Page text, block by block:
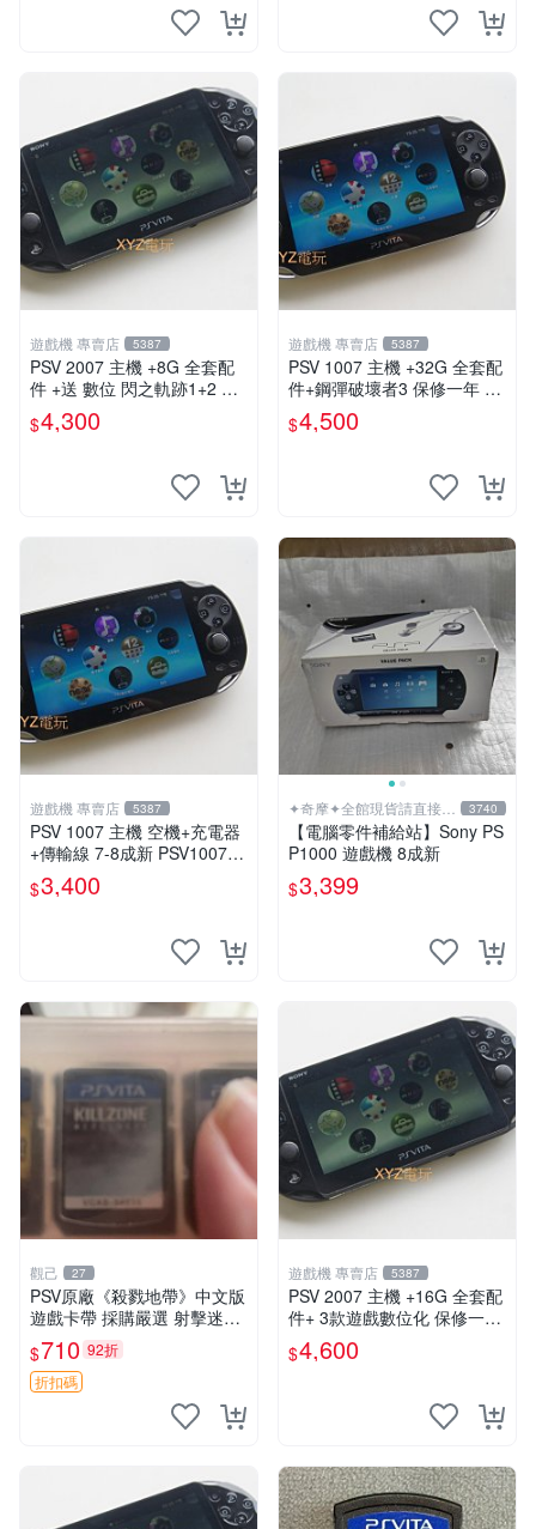
遊戲機 專賣店 5387
PSV 2007 主機 +8G 全套配
件 +送 數位 閃之軌跡1+2 保
修一年 品質有保障
$4,300
遊戲機 專賣店 5387
PSV 1007 主機 +32G 全套配
件+鋼彈破壞者3 保修一年 品
質有保障 psvita
$4,500
遊戲機 專賣店 5387
PSV 1007 主機 空機+充電器
+傳輸線 7-8成新 PSV1007
一年保修
$3,400
✦奇摩✦全館現貨請直接下
標
3740
【電腦零件補給站】Sony PS
P1000 遊戲機 8成新
$3,399
觀己 27
PSV原廠《殺戮地帶》中文版
遊戲卡帶 採購嚴選 射擊迷必
備 成色尚佳 插入即玩 殺戮地
帶 PSV 射擊 游戲
$710 92折
折扣碼
遊戲機 專賣店 5387
PSV 2007 主機 +16G 全套配
件+ 3款遊戲數位化 保修一年
品質有保障
$4,600